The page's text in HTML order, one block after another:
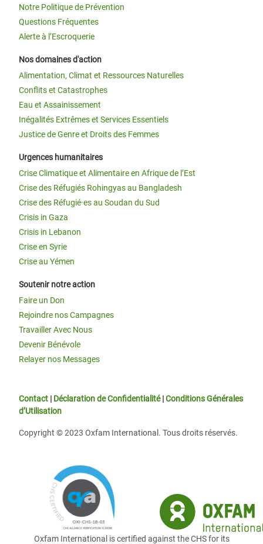
Notre Politique de Prévention
Questions Fréquentes
Alerte à l’Escroquerie
Nos domaines d'action
Alimentation, Climat et Ressources Naturelles
Conflits et Catastrophes
Eau et Assainissement
Inégalités Extrêmes et Services Essentiels
Justice de Genre et Droits des Femmes
Urgences humanitaires
Crise Climatique et Alimentaire en Afrique de l’Est
Crise des Réfugiés Rohingyas au Bangladesh
Crise des Réfugié·es au Soudan du Sud
Crisis in Gaza
Crisis in Lebanon
Crise en Syrie
Crise au Yémen
Soutenir notre action
Faire un Don
Rejoindre nos Campagnes
Travailler Avec Nous
Devenir Bénévole
Relayer nos Messages
Contact | Déclaration de Confidentialité|Conditions Générales
d’Utilisation
Copyright © 2023 Oxfam International. Tous droits réservés.
Oxfam International is certified against the CHS for its